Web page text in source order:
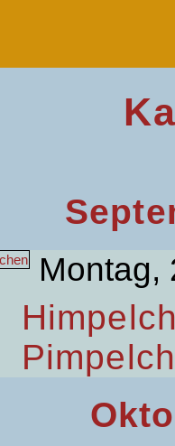
Montag,